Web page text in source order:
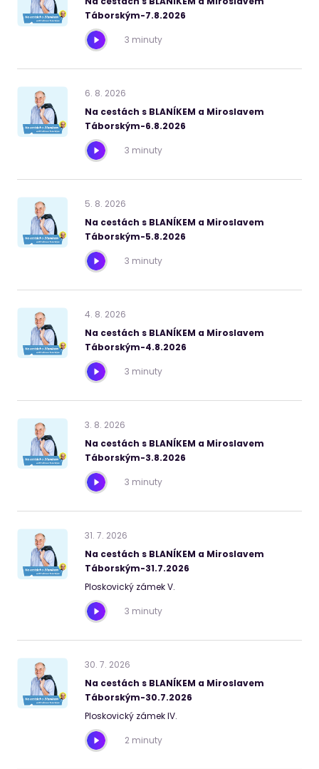
Táborským-7.8.2026
3 minuty
6. 8. 2026
Na cestách s BLANÍKEM a Miroslavem
Táborským-6.8.2026
3 minuty
5. 8. 2026
Na cestách s BLANÍKEM a Miroslavem
Táborským-5.8.2026
3 minuty
4. 8. 2026
Na cestách s BLANÍKEM a Miroslavem
Táborským-4.8.2026
3 minuty
3. 8. 2026
Na cestách s BLANÍKEM a Miroslavem
Táborským-3.8.2026
3 minuty
31. 7. 2026
Na cestách s BLANÍKEM a Miroslavem
Táborským-31.7.2026
Ploskovický zámek V.
3 minuty
30. 7. 2026
Na cestách s BLANÍKEM a Miroslavem
Táborským-30.7.2026
Ploskovický zámek IV.
2 minuty